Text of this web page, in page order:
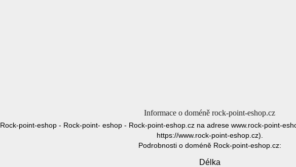
Informace o doméně rock-point-eshop.cz
Rock-point-eshop - Rock-point- eshop - Rock-point-eshop.cz na adrese www.rock-point-
https://www.rock-point-eshop.cz).
Podrobnosti o doméně Rock-point-eshop.cz:
Délka